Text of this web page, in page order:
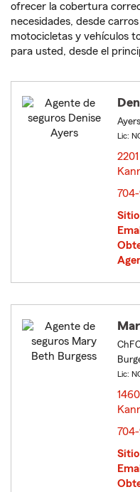
ofrecer la cobertura
necesidades, desde
motocicletas y vehículos
para usted, desde el
Lic:
704-
Lic: